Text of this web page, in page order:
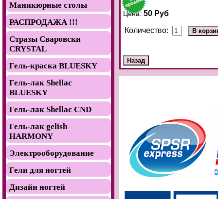
Маникюрные столы
РАСПРОДАЖА !!!
Стразы Сваровски
CRYSTAL
Гель-краска BLUESKY
Гель-лак Shellac
BLUESKY
Гель-лак Shellac CND
Гель-лак gelish
HARMONY
Электрооборудование
Гели для ногтей
Дизайн ногтей
Цена: 50 Руб
Количество: